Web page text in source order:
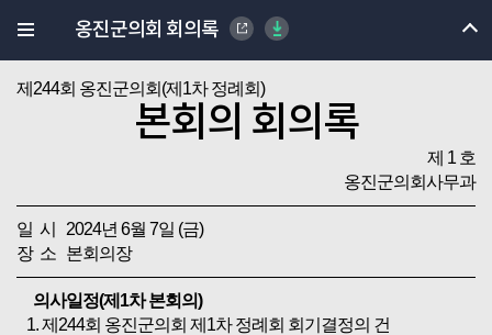
옹진군의회 회의록
제244회 옹진군의회(제1차 정례회)
본회의 회의록
제 1 호
옹진군의회사무과
일 시 2024년 6월 7일 (금)
장 소 본회의장
의사일정(제1차 본회의)
1. 제244회 옹진군의회 제1차 정례회 회기결정의 건